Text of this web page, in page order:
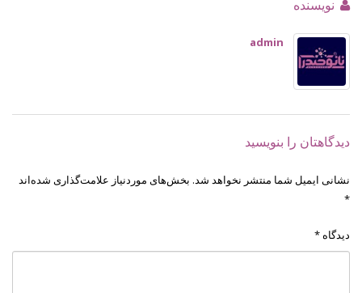
نویسنده
admin
دیدگاهتان را بنویسید
نشانی ایمیل شما منتشر نخواهد شد. بخش‌های موردنیاز علامت‌گذاری شده‌اند
*
دیدگاه *